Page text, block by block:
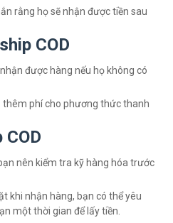
rằng họ sẽ nhận được tiền sau
COD
được hàng nếu họ không có
thêm phí cho phương thức thanh
nên kiểm tra kỹ hàng hóa trước
khi nhận hàng, bạn có thể yêu
một thời gian để lấy tiền.